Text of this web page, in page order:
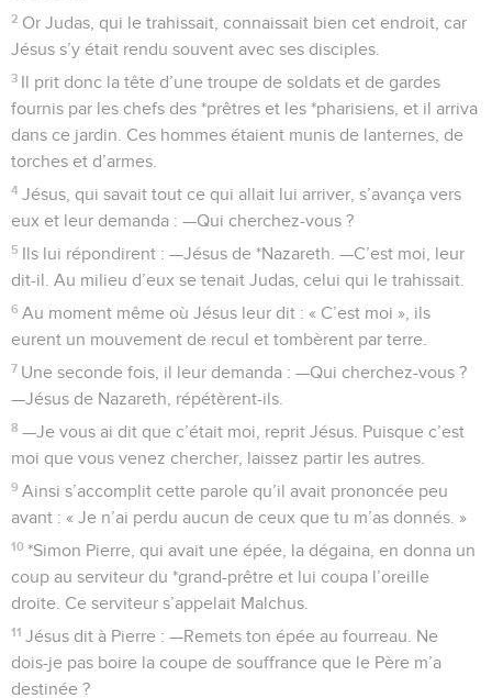
2 Or Judas, qui le trahissait, connaissait bien cet endroit, car
Jésus s’y était rendu souvent avec ses disciples.
3 Il prit donc la tête d’une troupe de soldats et de gardes
fournis par les chefs des *prêtres et les *pharisiens, et il arriva
dans ce jardin. Ces hommes étaient munis de lanternes, de
torches et d’armes.
4 Jésus, qui savait tout ce qui allait lui arriver, s’avança vers
eux et leur demanda : —Qui cherchez-vous ?
5 Ils lui répondirent : —Jésus de *Nazareth. —C’est moi, leur
dit-il. Au milieu d’eux se tenait Judas, celui qui le trahissait.
6 Au moment même où Jésus leur dit : « C’est moi », ils
eurent un mouvement de recul et tombèrent par terre.
7 Une seconde fois, il leur demanda : —Qui cherchez-vous ?
—Jésus de Nazareth, répétèrent-ils.
8 —Je vous ai dit que c’était moi, reprit Jésus. Puisque c’est
moi que vous venez chercher, laissez partir les autres.
9 Ainsi s’accomplit cette parole qu’il avait prononcée peu
avant : « Je n’ai perdu aucun de ceux que tu m’as donnés. »
10 *Simon Pierre, qui avait une épée, la dégaina, en donna un
coup au serviteur du *grand-prêtre et lui coupa l’oreille
droite. Ce serviteur s’appelait Malchus.
11 Jésus dit à Pierre : —Remets ton épée au fourreau. Ne
dois-je pas boire la coupe de souffrance que le Père m’a
destinée ?